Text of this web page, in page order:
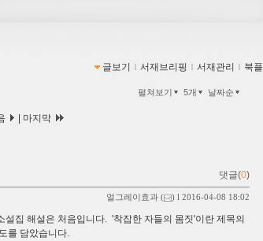
글보기 ｌ 서재브리핑 ｌ 서재관리 ｌ 북플
펼쳐보기 5개 날짜순
마지막
댓글(0)
얼그레이효과 ( ) l 2016-04-08 18:02
집 해설은 처음입니다. '착잡한 자들의 몸짓'이란 제목의
를 담았습니다.